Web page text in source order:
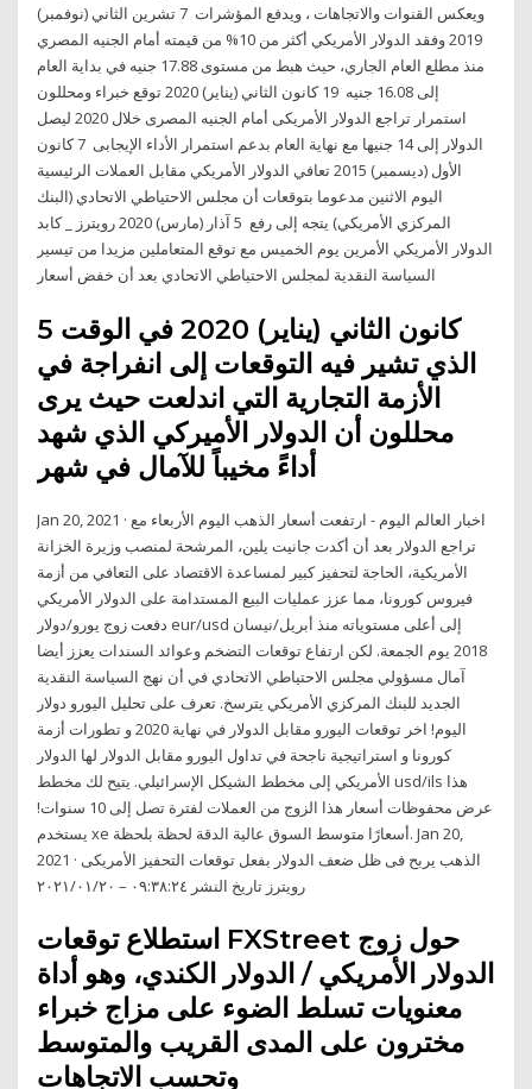
ويعكس القنوات والاتجاهات ، ويدفع المؤشرات 7 تشرين الثاني (نوفمبر)
2019 وفقد الدولار الأمريكي أكثر من 10% من قيمته أمام الجنيه المصري
منذ مطلع العام الجاري، حيث هبط من مستوى 17.88 جنيه في بداية العام
إلى 16.08 جنيه 19 كانون الثاني (يناير) 2020 توقع خبراء ومحللون
استمرار تراجع الدولار الأمريكى أمام الجنيه المصرى خلال 2020 ليصل
الدولار إلى 14 جنيها مع نهاية العام بدعم استمرار الأداء الإيجابى 7 كانون
الأول (ديسمبر) 2015 تعافي الدولار الأمريكي مقابل العملات الرئيسية
اليوم الاثنين مدعوما بتوقعات أن مجلس الاحتياطي الاتحادي (البنك
المركزي الأمريكي) يتجه إلى رفع 5 آذار (مارس) 2020 رويترز _ كابد
الدولار الأمريكي الأمرين يوم الخميس مع توقع المتعاملين مزيدا من تيسير
5 كانون الثاني (يناير) 2020 في الوقت
الذي تشير فيه التوقعات إلى انفراجة في
الأزمة التجارية التي اندلعت حيث يرى
محللون أن الدولار الأميركي الذي شهد
Jan 20, 2021 · اخبار العالم اليوم - ارتفعت أسعار الذهب اليوم الأربعاء مع
تراجع الدولار بعد أن أكدت جانيت يلين، المرشحة لمنصب وزيرة الخزانة
الأمريكية، الحاجة لتحفيز كبير لمساعدة الاقتصاد على التعافي من أزمة
فيروس كورونا، مما عزز عمليات البيع المستدامة على الدولار الأمريكي
دفعت زوج يورو/دولار eur/usd إلى أعلى مستوياته منذ أبريل/نيسان
2018 يوم الجمعة. لكن ارتفاع توقعات التضخم وعوائد السندات يعزز أيضا
آمال مسؤولي مجلس الاحتياطي الاتحادي في أن نهج السياسة النقدية
الجديد للبنك المركزي الأمريكي يترسخ. تعرف على تحليل اليورو دولار
اليوم! اخر توقعات اليورو مقابل الدولار في نهاية 2020 و تطورات أزمة
كورونا و استراتيجية ناجحة في تداول اليورو مقابل الدولار لها الدولار
الأمريكي إلى مخطط الشيكل الإسرائيلي. يتيح لك مخطط usd/ils هذا
عرض محفوظات أسعار هذا الزوج من العملات لفترة تصل إلى 10 سنوات!
يستخدم xe أسعارًا متوسط السوق عالية الدقة لحظة بلحظة. Jan 20,
2021 · الذهب يربح فى ظل ضعف الدولار بفعل توقعات التحفيز الأمريكى
رويترز تاريخ النشر ٠٩:٣٨:٢٤ – ٢٠٢١/٠١/٢٠
استطلاع توقعات FXStreet حول زوج
الدولار الأمريكي / الدولار الكندي، وهو أداة
معنويات تسلط الضوء على مزاج خبراء
مخترون على المدى القريب والمتوسط